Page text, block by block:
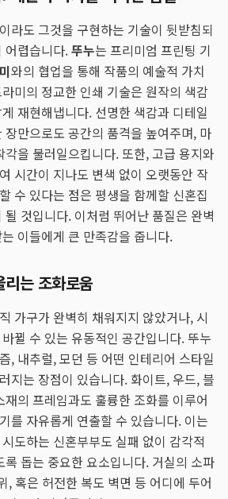
라도 그것을 구현하는 기술이 뒷받침되
어렵습니다.뚜누는 프리미엄 프린팅 기
와의 협업을 통해 작품의 예술적 가치
미의 정교한 인쇄 기술은 원작의 색감
재현해냅니다. 선명한 색감과 디테일
장만으로도 공간의 품격을 높여주며, 마
을 불러일으킵니다. 또한, 고급 용지와
시간이 지나도 변색 없이 오랫동안 작
수 있다는 점은 평생을 함께할 신혼집
것입니다. 이처럼 뛰어난 품질은 완벽
이들에게 큰 만족감을 줍니다.
는 조화로움
가구가 완벽히 채워지지 않았거나, 시
뀔 수 있는 유동적인 공간입니다. 뚜누
, 내추럴, 모던 등 어떤 인테리어 스타일
지는 장점이 있습니다. 화이트, 우드, 블
의 프레임과도 훌륭한 조화를 이루어
를 자유롭게 연출할 수 있습니다. 이는
도하는 신혼부부도 실패 없이 감각적
록 돕는 중요한 요소입니다. 거실의 소파
, 혹은 허전한 복도 벽면 등 어디에 두어